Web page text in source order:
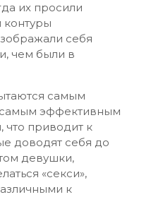
их просили
контуры
себя
чем были в
самым
самым эффективным
что приводит к
доводят себя до
девушки,
«секси»,
к